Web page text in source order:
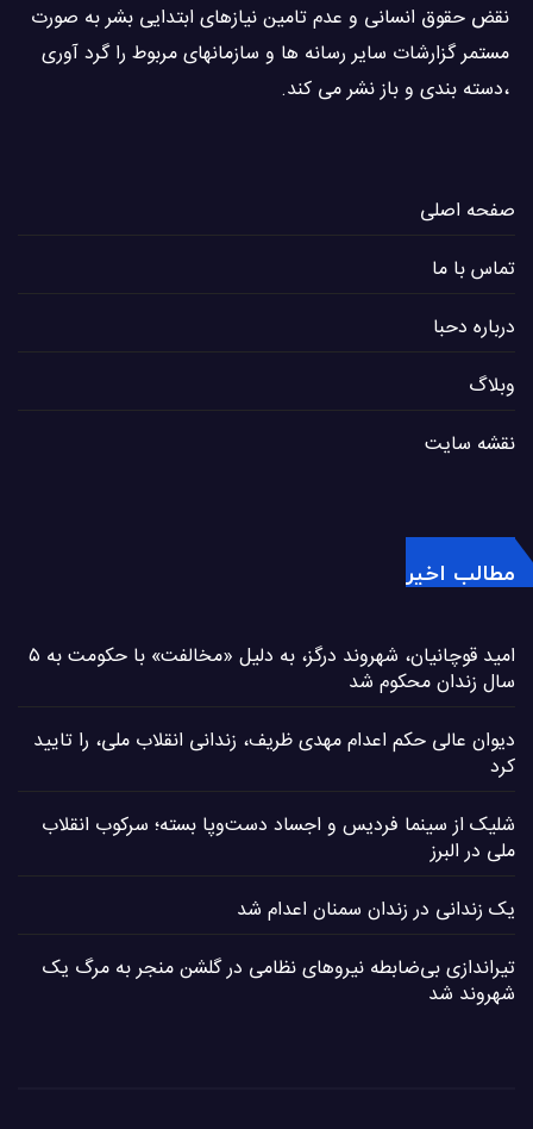
نقض حقوق انسانی و عدم تامین نیازهای ابتدایی بشر به صورت
مستمر گزارشات سایر رسانه ها و سازمانهای مربوط را گرد آوری
،دسته بندی و باز نشر می كند.
صفحه اصلی
تماس با ما
درباره دحبا
وبلاگ
نقشه سایت
مطالب اخیر
امید قوچانیان، شهروند درگز، به دلیل «مخالفت» با حکومت به ۵
سال زندان محکوم شد
دیوان عالی حکم اعدام مهدی ظریف، زندانی انقلاب ملی، را تایید
کرد
شلیک از سینما فردیس و اجساد دست‌وپا بسته؛ سرکوب انقلاب
ملی در البرز
یک زندانی در زندان سمنان اعدام شد
تیراندازی بی‌ضابطه نیروهای نظامی در گلشن منجر به مرگ یک
شهروند شد